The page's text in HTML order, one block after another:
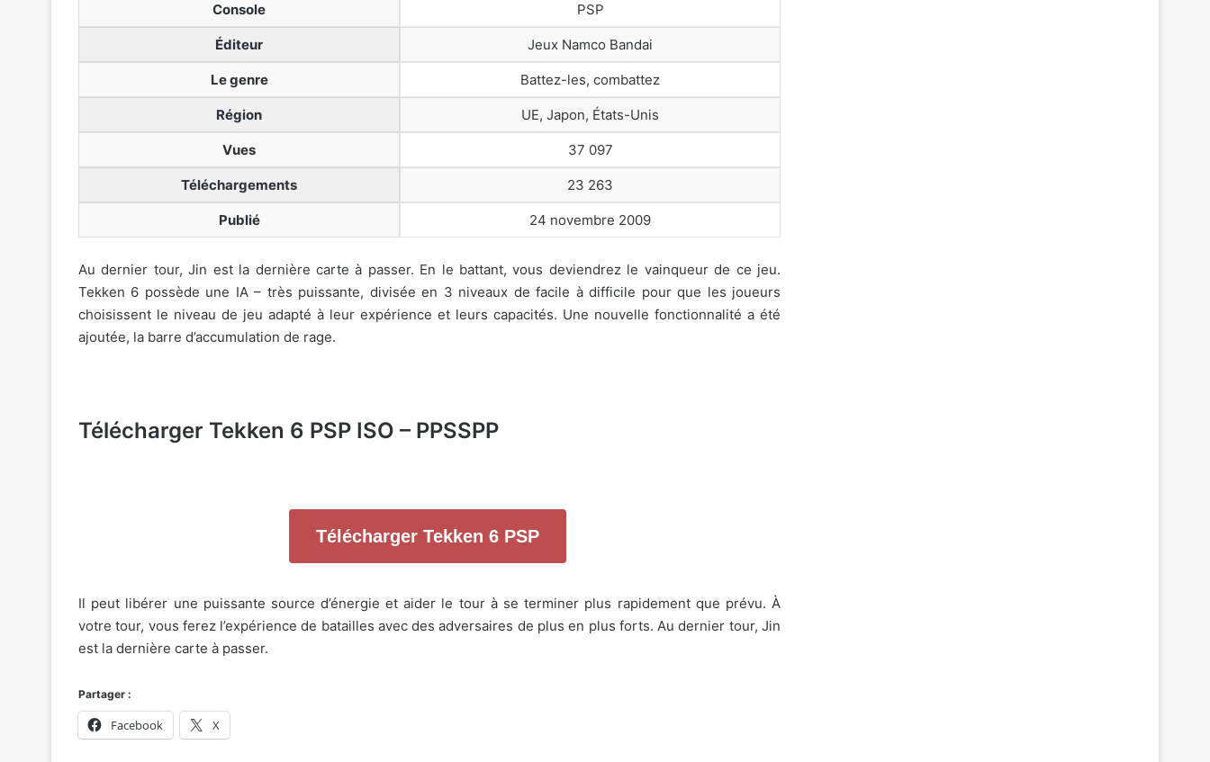
Console PSP
Éditeur Jeux Namco Bandai
Le genre Battez-les, combattez
Région UE, Japon, États-Unis
Vues 37 097
Téléchargements 23 263
Publié 24 novembre 2009
Au dernier tour, Jin est la dernière carte à passer. En le battant, vous deviendrez le vainqueur de ce jeu.
Tekken 6 possède une IA – très puissante, divisée en 3 niveaux de facile à difficile pour que les joueurs
choisissent le niveau de jeu adapté à leur expérience et leurs capacités. Une nouvelle fonctionnalité a été
ajoutée, la barre d’accumulation de rage.
Télécharger Tekken 6 PSP ISO – PPSSPP
Télécharger Tekken 6 PSP
Il peut libérer une puissante source d’énergie et aider le tour à se terminer plus rapidement que prévu. À
votre tour, vous ferez l’expérience de batailles avec des adversaires de plus en plus forts. Au dernier tour, Jin
est la dernière carte à passer.
Partager :
Facebook X